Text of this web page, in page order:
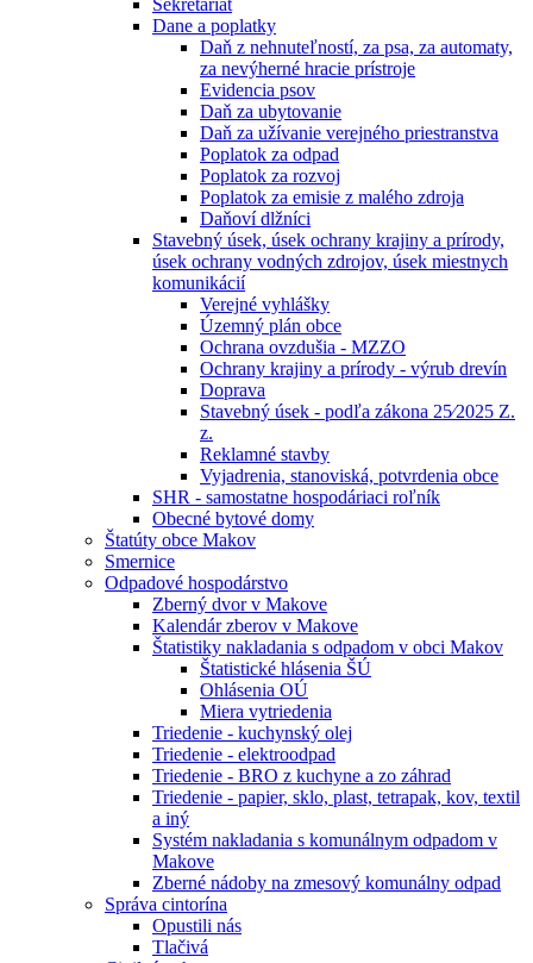
Sekretariát
Dane a poplatky
Daň z nehnuteľností, za psa, za automaty,
za nevýherné hracie prístroje
Evidencia psov
Daň za ubytovanie
Daň za užívanie verejného priestranstva
Poplatok za odpad
Poplatok za rozvoj
Poplatok za emisie z malého zdroja
Daňoví dlžníci
Stavebný úsek, úsek ochrany krajiny a prírody,
úsek ochrany vodných zdrojov, úsek miestnych
komunikácií
Verejné vyhlášky
Územný plán obce
Ochrana ovzdušia - MZZO
Ochrany krajiny a prírody - výrub drevín
Doprava
Stavebný úsek - podľa zákona 25⁄2025 Z.
z.
Reklamné stavby
Vyjadrenia, stanoviská, potvrdenia obce
SHR - samostatne hospodáriaci roľník
Obecné bytové domy
Štatúty obce Makov
Smernice
Odpadové hospodárstvo
Zberný dvor v Makove
Kalendár zberov v Makove
Štatistiky nakladania s odpadom v obci Makov
Štatistické hlásenia ŠÚ
Ohlásenia OÚ
Miera vytriedenia
Triedenie - kuchynský olej
Triedenie - elektroodpad
Triedenie - BRO z kuchyne a zo záhrad
Triedenie - papier, sklo, plast, tetrapak, kov, textil
a iný
Systém nakladania s komunálnym odpadom v
Makove
Zberné nádoby na zmesový komunálny odpad
Správa cintorína
Opustili nás
Tlačivá